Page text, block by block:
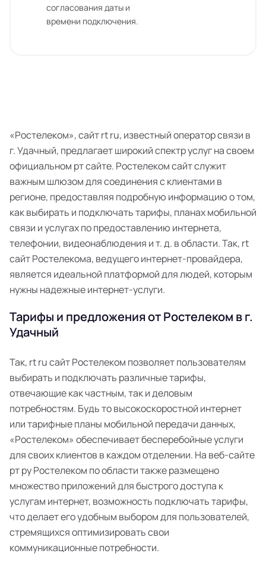
согласования даты и
времени подключения.
«Ростелеком», сайт rt ru, известный оператор связи в
г. Удачный, предлагает широкий спектр услуг на своем
официальном рт сайте. Ростелеком сайт служит
важным шлюзом для соединения с клиентами в
регионе, предоставляя подробную информацию о том,
как выбирать и подключать тарифы, планах мобильной
связи и услугах по предоставлению интернета,
телефонии, видеонаблюдения и т. д. в области. Так, rt
сайт Ростелекома, ведущего интернет-провайдера,
является идеальной платформой для людей, которым
нужны надежные интернет-услуги.
Тарифы и предложения от Ростелеком в г.
Удачный
Так, rt ru сайт Ростелеком позволяет пользователям
выбирать и подключать различные тарифы,
отвечающие как частным, так и деловым
потребностям. Будь то высокоскоростной интернет
или тарифные планы мобильной передачи данных,
«Ростелеком» обеспечивает бесперебойные услуги
для своих клиентов в каждом отделении. На веб-сайте
рт ру Ростелеком по области также размещено
множество приложений для быстрого доступа к
услугам интернет, возможность подключать тарифы,
что делает его удобным выбором для пользователей,
стремящихся оптимизировать свои
коммуникационные потребности.